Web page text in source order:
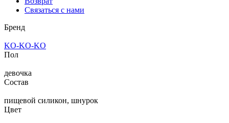
Связаться с нами
Бренд
KO-KO-KO
Пол
девочка
Состав
пищевой силикон, шнурок
Цвет